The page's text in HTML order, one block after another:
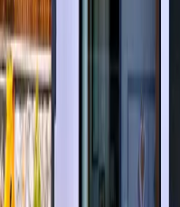
Yetişkin
Konaklama Kuralı
Minimum
Rezerve Et
Hızlı İletişim